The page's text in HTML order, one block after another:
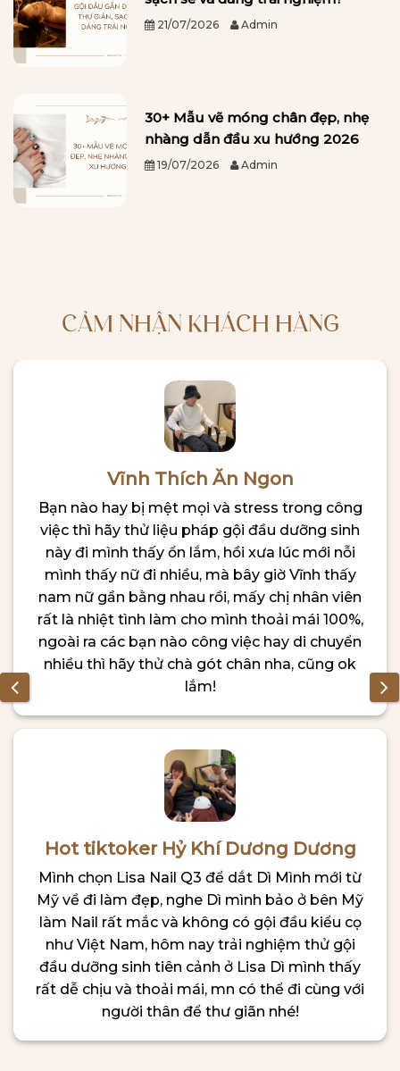
21/07/2026 Admin
30+ Mẫu vẽ móng chân đẹp, nhẹ
nhàng dẫn đầu xu hướng 2026
19/07/2026 Admin
CẢM NHẬN KHÁCH HÀNG
Vĩnh Thích Ăn Ngon
Bạn nào hay bị mệt mọi và stress trong công
việc thì hãy thử liệu pháp gội đầu dưỡng sinh
này đi mình thấy ổn lắm, hồi xưa lúc mới nỗi
mình thấy nữ đi nhiều, mà bây giờ Vĩnh thấy
nam nữ gần bằng nhau rồi, mấy chị nhân viên
rất là nhiệt tình làm cho mình thoải mái 100%,
ngoài ra các bạn nào công việc hay di chuyển
nhiều thì hãy thử chà gót chân nha, cũng ok
lắm!
Hot tiktoker Hỷ Khí Dương Dương
Mình chọn Lisa Nail Q3 để dắt Dì Mình mới từ
Mỹ về đi làm đẹp, nghe Dì mình bảo ở bên Mỹ
làm Nail rất mắc và không có gội đầu kiểu cọ
như Việt Nam, hôm nay trải nghiệm thử gội
đầu dưỡng sinh tiên cảnh ở Lisa Dì mình thấy
rất dễ chịu và thoải mái, mn có thể đi cùng với
người thân để thư giãn nhé!